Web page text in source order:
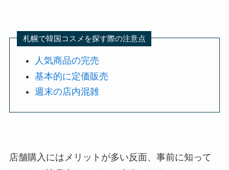
札幌で韓国コスメを探す際の注意点
人気商品の完売
基本的に定価販売
週末の店内混雑
店舗購入にはメリットが多い反面、事前に知って